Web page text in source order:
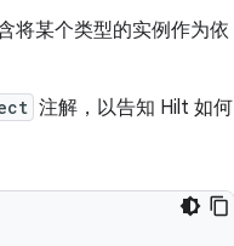
将某个类型的实例作为依
注解，以告知 Hilt 如何